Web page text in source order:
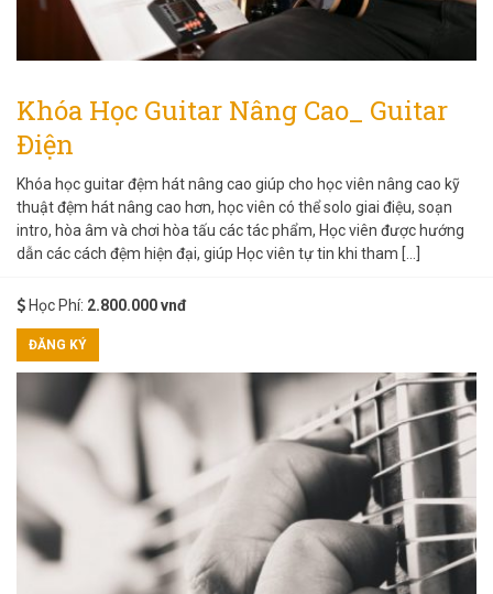
Khóa Học Guitar Nâng Cao_ Guitar
Điện
Khóa học guitar đệm hát nâng cao giúp cho học viên nâng cao kỹ
thuật đệm hát nâng cao hơn, học viên có thể solo giai điệu, soạn
intro, hòa âm và chơi hòa tấu các tác phẩm, Học viên được hướng
dẫn các cách đệm hiện đại, giúp Học viên tự tin khi tham […]
Học Phí: 2.800.000 vnđ
ĐĂNG KÝ